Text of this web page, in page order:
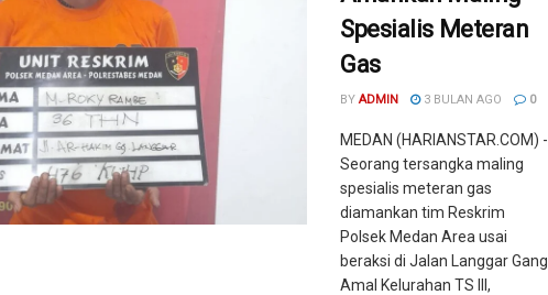
Spesialis Meteran
Gas
BY ADMIN 3 BULAN AGO 0
MEDAN (HARIANSTAR.COM) -
Seorang tersangka maling
spesialis meteran gas
diamankan tim Reskrim
Polsek Medan Area usai
beraksi di Jalan Langgar Gang
Amal Kelurahan TS III,